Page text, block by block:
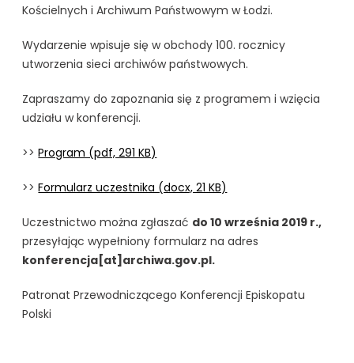
Kościelnych i Archiwum Państwowym w Łodzi.
Wydarzenie wpisuje się w obchody 100. rocznicy
utworzenia sieci archiwów państwowych.
Zapraszamy do zapoznania się z programem i wzięcia
udziału w konferencji.
>>Program (pdf, 291 KB)
>>Formularz uczestnika (docx, 21 KB)
Uczestnictwo można zgłaszać do 10 września 2019 r.,
przesyłając wypełniony formularz na adres
konferencja[at]archiwa.gov.pl.
Patronat Przewodniczącego Konferencji Episkopatu
Polski